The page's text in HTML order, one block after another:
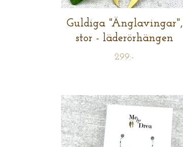
Guldiga "Änglavingar",
stor - läderörhängen
299:-